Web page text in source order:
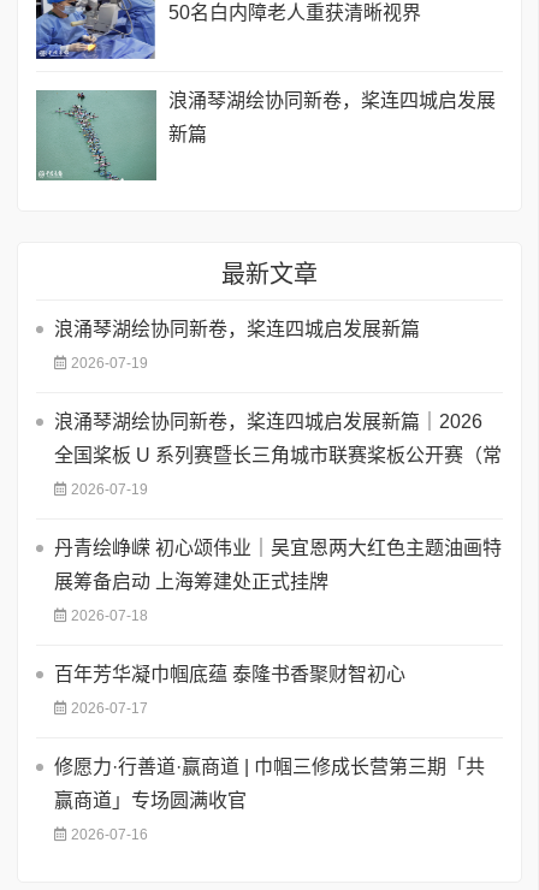
50名白内障老人重获清晰视界
浪涌琴湖绘协同新卷，桨连四城启发展
新篇
最新文章
浪涌琴湖绘协同新卷，桨连四城启发展新篇
2026-07-19
浪涌琴湖绘协同新卷，桨连四城启发展新篇｜2026
全国桨板 U 系列赛暨长三角城市联赛桨板公开赛（常
2026-07-19
丹青绘峥嵘 初心颂伟业｜吴宜恩两大红色主题油画特
展筹备启动 上海筹建处正式挂牌
2026-07-18
百年芳华凝巾帼底蕴 泰隆书香聚财智初心
2026-07-17
修愿力·行善道·赢商道 | 巾帼三修成长营第三期「共
赢商道」专场圆满收官
2026-07-16